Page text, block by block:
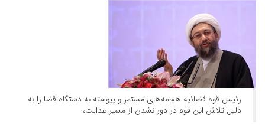
رئیس قوه قضائیه هجمه‌های مستمر و پیوسته به دستگاه قضا را به
دلیل تلاش این قوه در دور نشدن از مسیر عدالت،